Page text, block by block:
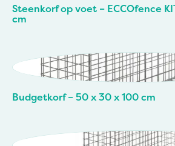
Steenkorf op voet – ECCOfence
cm
Budgetkorf – 50 x 30 x 100 cm